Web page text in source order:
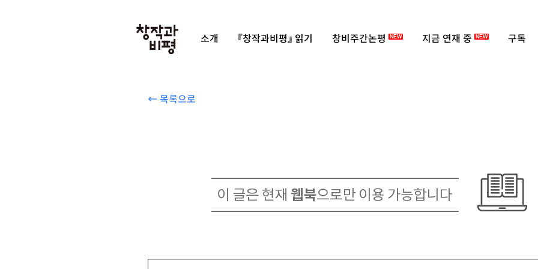
소개 『창작과비평』 읽기 창비주간논평 NEW 지금 연재 중 NEW 구독
← 목록으로